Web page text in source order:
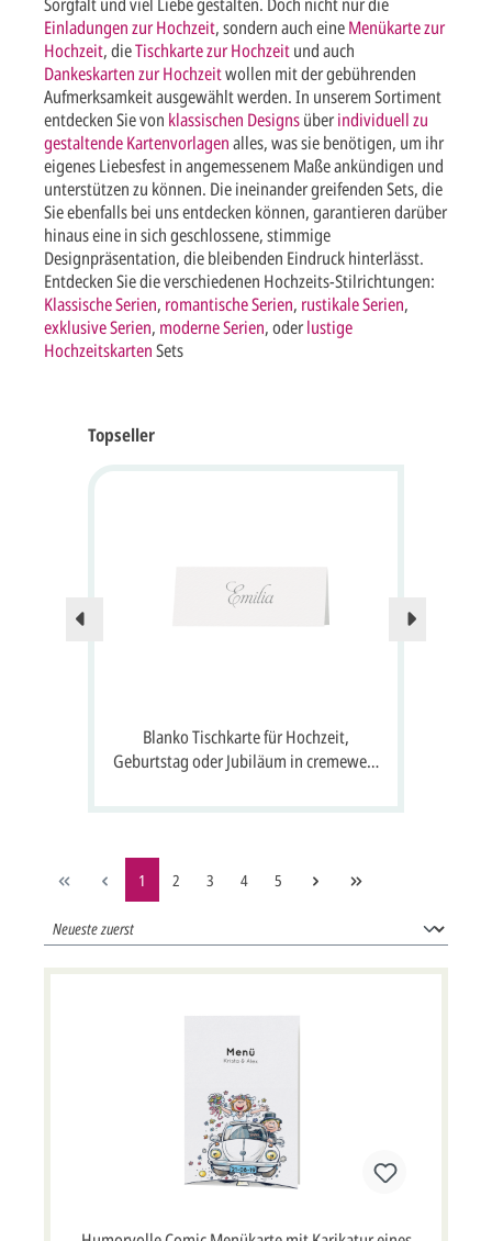
Einladungen zur Hochzeit, sondern auch eineMenükarte zur
Hochzeit, dieTischkarte zur Hochzeitund auch
Dankeskarten zur Hochzeitwollen mit der gebührenden
Aufmerksamkeit ausgewählt werden. In unserem Sortiment
entdecken Sie von klassischen Designsüberindividuell zu
gestaltende Kartenvorlagenalles, was sie benötigen, um ihr
eigenes Liebesfest in angemessenem Maße ankündigen und
unterstützen zu können. Die ineinander greifenden Sets, die
Sie ebenfalls bei uns entdecken können, garantieren darüber
hinaus eine in sich geschlossene, stimmige
Designpräsentation, die bleibenden Eindruck hinterlässt.
Entdecken Sie die verschiedenen Hochzeits-Stilrichtungen:
Klassische Serien, romantische Serien, rustikale Serien,
exklusive Serien, moderne Serien, oderlustige
HochzeitskartenSets
Topseller
Blanko Tischkarte für Hochzeit,
Geburtstag oder Jubiläum in cremeweiß
1 2 3 4 5